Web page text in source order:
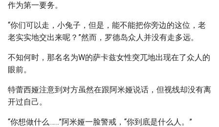
作为第一要务。
“你们可以走，小兔子，但是，能不能把你旁边的这位，老
老实实地交出来呢？”然而，罗德岛众人并没有走多远。
不知何时，那名名为W的萨卡兹女性突兀地出现在了众人的
眼前。
特蕾西娅注意到对方虽然在跟阿米娅说话，但视线却没有离
开过自己。
“你想做什么……”阿米娅一脸警戒，“你到底是什么人。”